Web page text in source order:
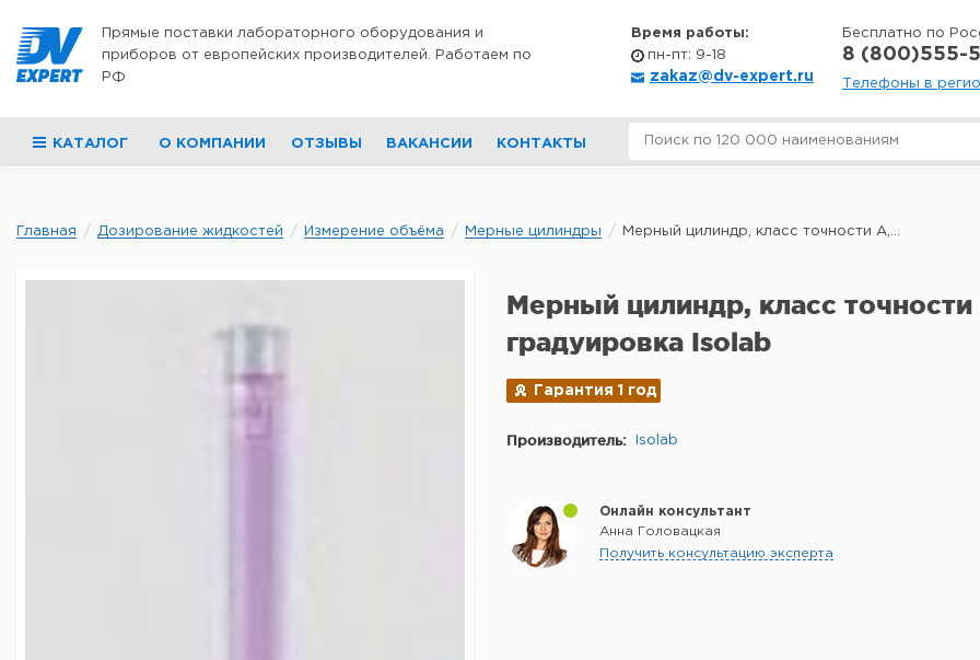
Прямые поставки лабораторного оборудования и
приборов от европейских производителей. Работаем по
РФ
Время работы:
пн-пт: 9-18
zakaz@dv-expert.ru
Бесплатно по
8 (800)555-
Телефоны в
КАТАЛОГ О КОМПАНИИ ОТЗЫВЫ ВАКАНСИИ КОНТАКТЫ
Главная Дозирование жидкостей Измерение объёма Мерные цилиндры Мерный цилиндр, класс точности А,...
Мерный цилиндр, класс точности
градуировка Isolab
Гарантия 1 год
Производитель: Isolab
Онлайн консультант
Анна Головацкая
Получить консультацию эксперта